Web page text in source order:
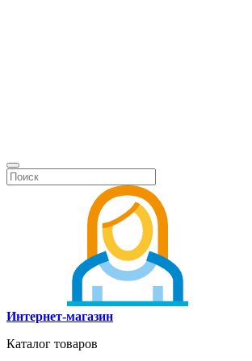
Интернет-магазин
Каталог товаров